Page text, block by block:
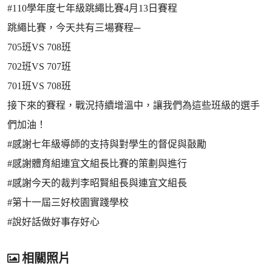
#110學年度七年級跳繩比賽4月13日賽程
跳繩比賽，今天共有三場賽程─
705班VS 708班
702班VS 707班
701班VS 708班
接下來的賽程，戰況持續增溫中，讓我們為這些班級的選手
們加油！
#感謝七年級導師的支持與對學生的督促與敼勵
#感謝體育組連宜文組長比賽的策劃與進行
#感謝今天的裁判李昭賢組長與連宜文組長
#第十一屆三好校園實踐學校
#說好話做好事存好心
相關照片